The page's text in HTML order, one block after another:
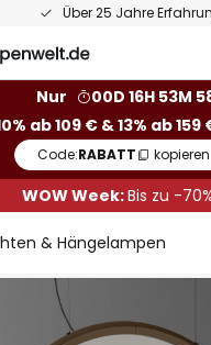
Über 25 Jahre
Nur
00D 16H 53M
ab 109 € & 13% ab 159
Code:RABATT kopieren
WOW Week:Bis zu -
& Hängelampen